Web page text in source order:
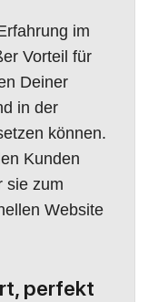
im
Vorteil für
Deiner
in der
können.
Kunden
sie zum
Website
perfekt